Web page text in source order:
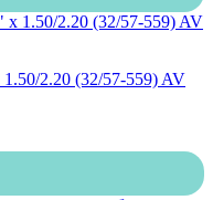
2.20 (32/57-559) AV